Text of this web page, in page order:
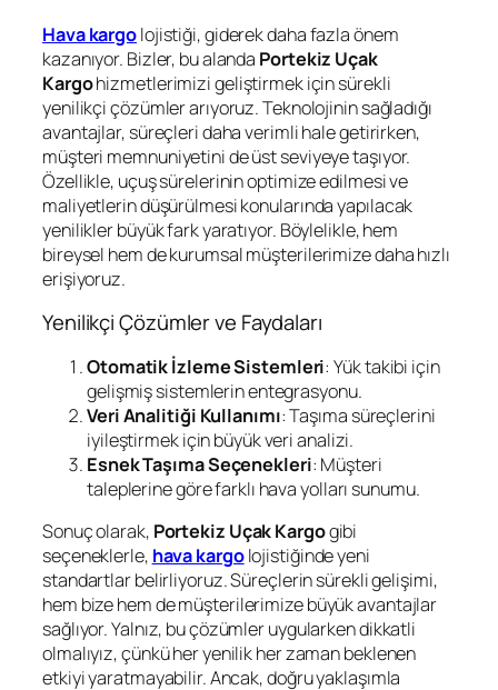
Hava kargolojistiği, giderek daha fazla önem
kazanıyor. Bizler, bu alanda Portekiz Uçak
Kargohizmetlerimizi geliştirmek için sürekli
yenilikçi çözümler arıyoruz. Teknolojinin sağladığı
avantajlar, süreçleri daha verimli hale getirirken,
müşteri memnuniyetini de üst seviyeye taşıyor.
Özellikle, uçuş sürelerinin optimize edilmesi ve
maliyetlerin düşürülmesi konularında yapılacak
yenilikler büyük fark yaratıyor. Böylelikle, hem
bireysel hem de kurumsal müşterilerimize daha hızlı
erişiyoruz.
Yenilikçi Çözümler ve Faydaları
Otomatik İzleme Sistemleri: Yük takibi için
gelişmiş sistemlerin entegrasyonu.
Veri Analitiği Kullanımı: Taşıma süreçlerini
iyileştirmek için büyük veri analizi.
Esnek Taşıma Seçenekleri: Müşteri
taleplerine göre farklı hava yolları sunumu.
Sonuç olarak, Portekiz Uçak Kargogibi
seçeneklerle, hava kargolojistiğinde yeni
standartlar belirliyoruz. Süreçlerin sürekli gelişimi,
hem bize hem de müşterilerimize büyük avantajlar
sağlıyor. Yalnız, bu çözümler uygularken dikkatli
olmalıyız, çünkü her yenilik her zaman beklenen
etkiyi yaratmayabilir. Ancak, doğru yaklaşımla